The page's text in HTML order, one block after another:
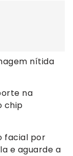
nítida
na
chip
facial por
e aguarde a